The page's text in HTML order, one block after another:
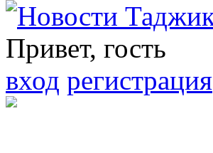
Привет, гость
вход регистрация